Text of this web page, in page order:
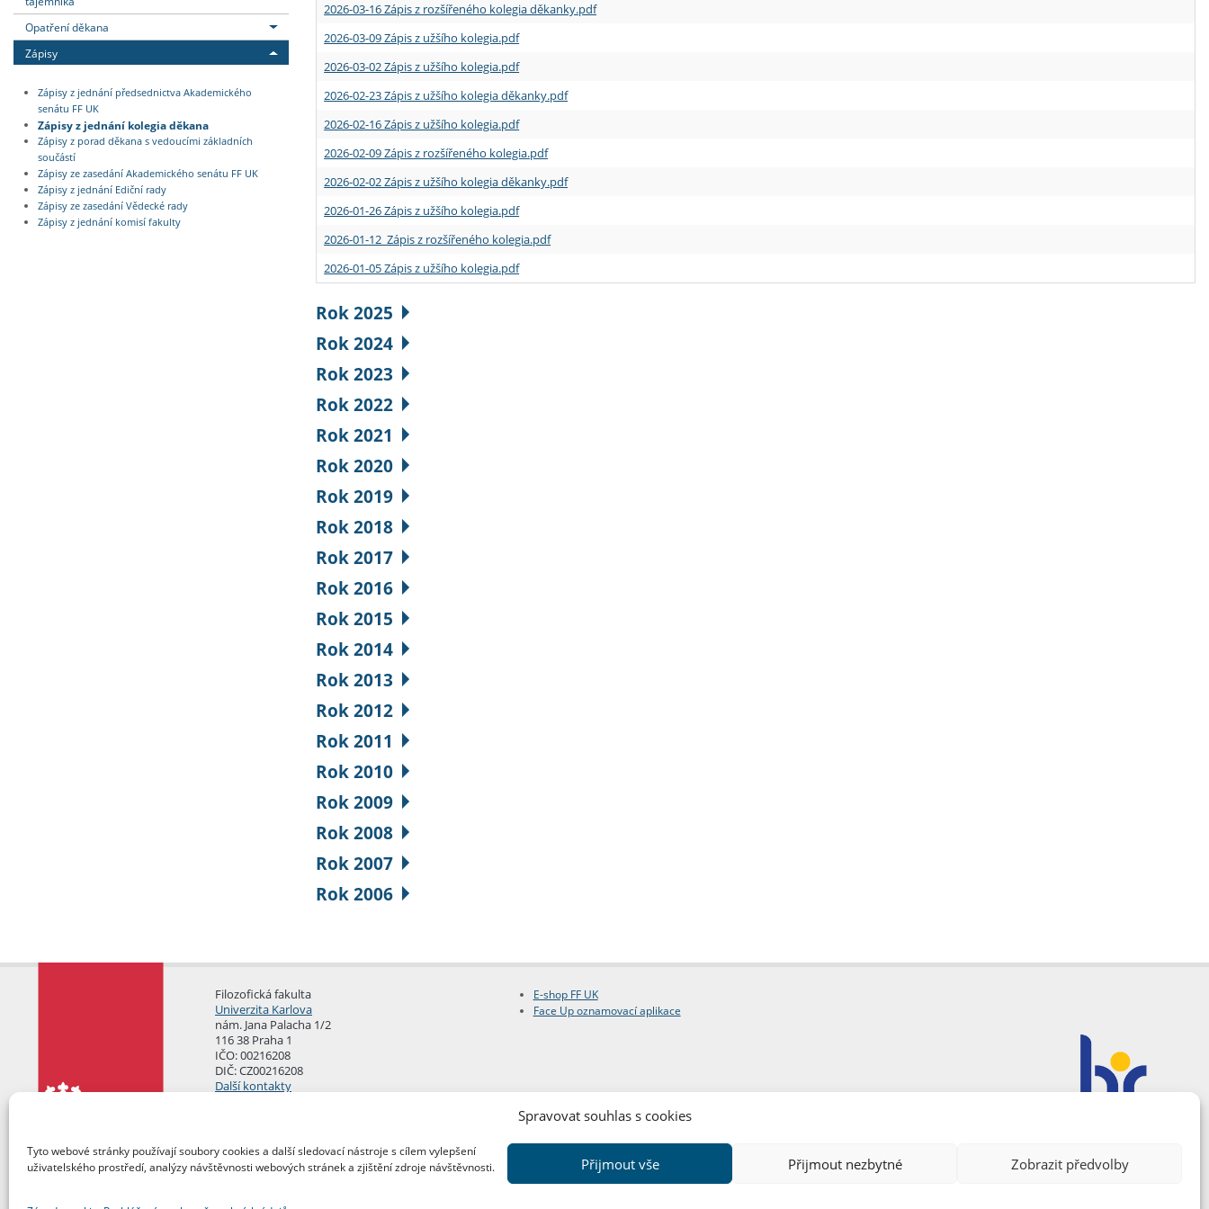
Spravovat souhlas s cookies
Tyto webové stránky používají soubory cookies a další sledovací nástroje s cílem vylepšení
uživatelského prostředí, analýzy návštěvnosti webových stránek a zjištění zdroje návštěvnosti.
Přijmout vše Přijmout nezbytné Zobrazit předvolby
Opatření děkana
Zápisy
Zápisy z jednání předsednictva Akademického
senátu FF UK
Zápisy z jednání kolegia děkana
Zápisy z porad děkana s vedoucími základních
součástí
Zápisy ze zasedání Akademického senátu FF UK
Zápisy z jednání Ediční rady
Zápisy ze zasedání Vědecké rady
Zápisy z jednání komisí fakulty
2026-03-16 Zápis z rozšířeného kolegia děkanky.pdf
2026-03-09 Zápis z užšího kolegia.pdf
2026-03-02 Zápis z užšího kolegia.pdf
2026-02-23 Zápis z užšího kolegia děkanky.pdf
2026-02-16 Zápis z užšího kolegia.pdf
2026-02-09 Zápis z rozšířeného kolegia.pdf
2026-02-02 Zápis z užšího kolegia děkanky.pdf
2026-01-26 Zápis z užšího kolegia.pdf
2026-01-12 Zápis z rozšířeného kolegia.pdf
2026-01-05 Zápis z užšího kolegia.pdf
Rok 2025
Rok 2024
Rok 2023
Rok 2022
Rok 2021
Rok 2020
Rok 2019
Rok 2018
Rok 2017
Rok 2016
Rok 2015
Rok 2014
Rok 2013
Rok 2012
Rok 2011
Rok 2010
Rok 2009
Rok 2008
Rok 2007
Rok 2006
Filozofická fakulta
Univerzita Karlova
nám. Jana Palacha 1/2
116 38 Praha 1
IČO: 00216208
DIČ: CZ00216208
Další kontakty
E-shop FF UK
Face Up oznamovací aplikace